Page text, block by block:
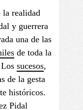
la realidad
y guerrera
una de las
de toda la
sucesos,
de la gesta
históricos.
Pidal